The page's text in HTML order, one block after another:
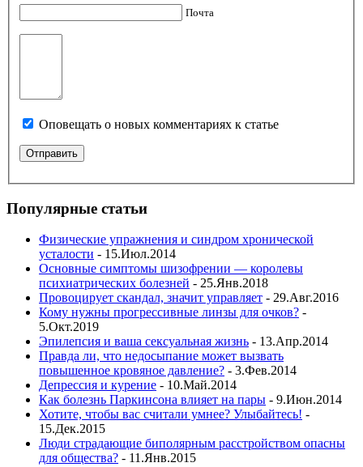
Почта
Оповещать о новых комментариях к статье
Популярные статьи
Физические упражнения и синдром хронической
усталости - 15.Июл.2014
Основные симптомы шизофрении — королевы
психиатрических болезней - 25.Янв.2018
Провоцирует скандал, значит управляет - 29.Авг.2016
Кому нужны прогрессивные линзы для очков? -
5.Окт.2019
Эпилепсия и ваша сексуальная жизнь - 13.Апр.2014
Правда ли, что недосыпание может вызвать
повышенное кровяное давление? - 3.Фев.2014
Депрессия и курение - 10.Май.2014
Как болезнь Паркинсона влияет на пары - 9.Июн.2014
Хотите, чтобы вас считали умнее? Улыбайтесь! -
15.Дек.2015
Люди страдающие биполярным расстройством опасны
для общества? - 11.Янв.2015